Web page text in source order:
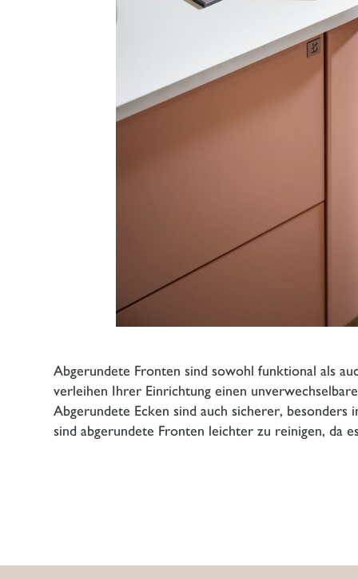
Abgerundete Fronten sind sowohl funktional als
verleihen Ihrer Einrichtung einen
Abgerundete Ecken sind auch sicherer,
sind abgerundete Fronten leichter zu reinigen, da